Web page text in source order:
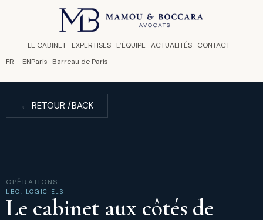
LE CABINET EXPERTISES L’ÉQUIPE ACTUALITÉS
CONTACT
FR – ENParis · Barreau de Paris
← RETOUR /BACK
OPÉRATIONS
LBO LOGICIELS
Le cabinet aux côtés de
Panneau de gestion des cookies